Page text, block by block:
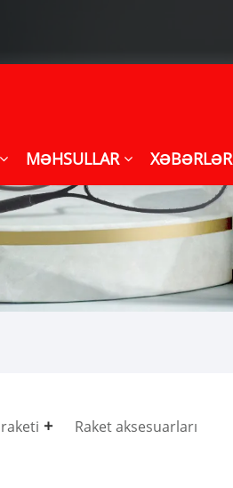
MƏHSULLAR XƏBƏRLƏR
Raket aksesuarları